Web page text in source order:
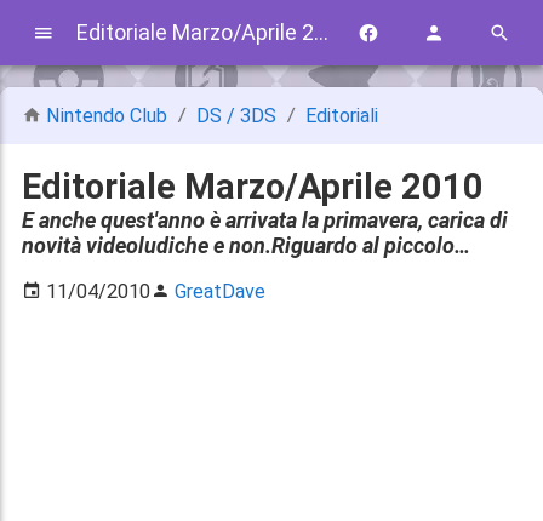
Editoriale Marzo/Aprile 2010
Nintendo Club DS / 3DS Editoriali
Editoriale Marzo/Aprile 2010
E anche quest'anno è arrivata la primavera, carica di
novità videoludiche e non.Riguardo al piccolo…
11/04/2010 GreatDave